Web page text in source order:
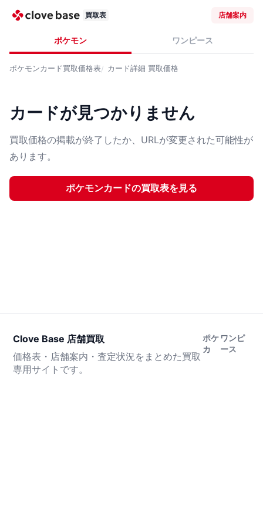
買取表 店舗案内
ポケモン ワンピース
ポケモンカード買取価格表 カード詳細 買取価格
カードが見つかりません
買取価格の掲載が終了したか、URLが変更された可能性が
あります。
ポケモンカードの買取表を見る
Clove Base 店舗買取
価格表・店舗案内・査定状況をまとめた買取
専用サイトです。
ポケ
カ
ワンピ
ース